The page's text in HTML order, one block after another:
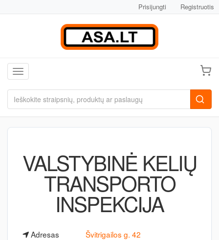
Prisijungti Registruotis
Toggle navigation
VALSTYBINĖ KELIŲ
TRANSPORTO
INSPEKCIJA
Adresas
Švitrigailos g. 42